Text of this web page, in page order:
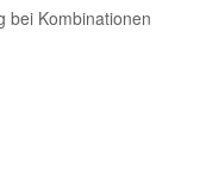
bei Kombinationen